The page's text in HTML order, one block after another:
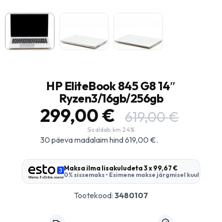
HP EliteBook 845 G8 14″
Ryzen3/16gb/256gb
619,00€
299,00€
30 päeva madalaim hind619,00 €.
Maksa ilma lisakuludeta3 x 99,67 €
0% sissemaks • Esimene makse järgmisel kuul
Tootekood: 3480107